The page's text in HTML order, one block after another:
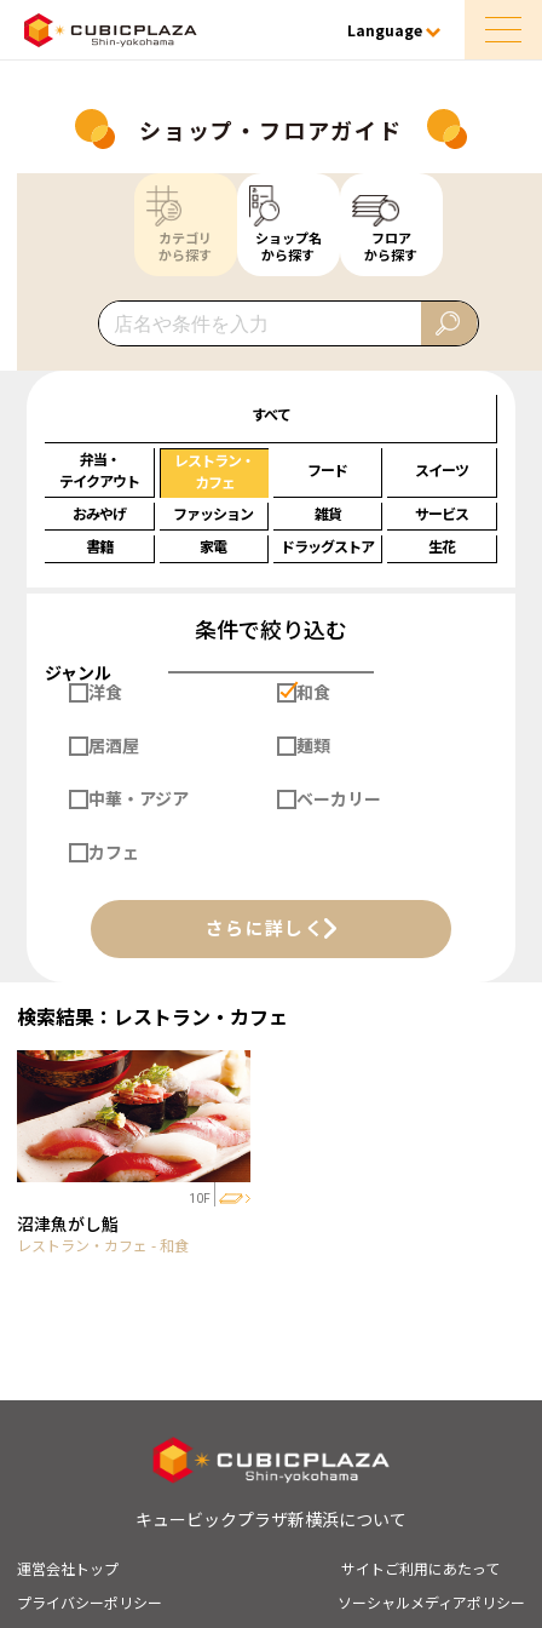
Language
ショップ・フロアガイド
カテゴリ
から探す
ショップ名
から探す
フロア
から探す
すべて
弁当・
テイクアウト
レストラン・
カフェ
フード スイーツ
おみやげ ファッション 雑貨
サービス
書籍
家電 ドラッグストア 生花
条件で絞り込む
ジャンル
洋食
和食
居酒屋 麺類
中華・アジア ベーカリー
カフェ
さらに詳しく
検索結果：レストラン・カフェ
10F
沼津魚がし鮨
レストラン・カフェ - 和食
キュービックプラザ新横浜について
運営会社トップ
サイトご利用にあたって
プライバシーポリシー
ソーシャルメディアポリシー